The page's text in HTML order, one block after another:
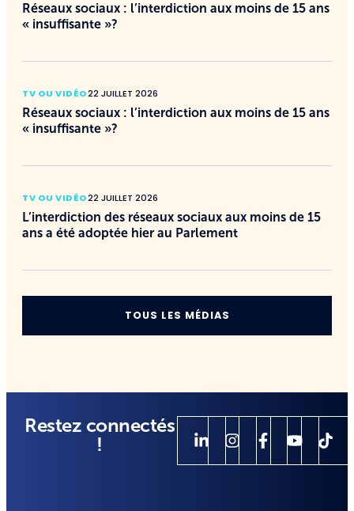
Réseaux sociaux : l’interdiction aux moins de 15 ans
« insuffisante »?
TV OU VIDÉO22 JUILLET 2026
Réseaux sociaux : l’interdiction aux moins de 15 ans
« insuffisante »?
TV OU VIDÉO22 JUILLET 2026
L’interdiction des réseaux sociaux aux moins de 15
ans a été adoptée hier au Parlement
TOUS LES MÉDIAS
Restez connectés
!